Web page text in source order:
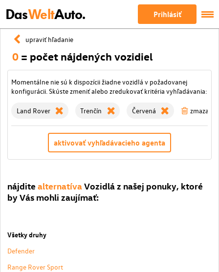
DasWeltAuto. Prihlásiť
upraviť hľadanie
0 = počet nájdených vozidiel
Momentálne nie sú k dispozícii žiadne vozidlá v požadovanej
konfigurácii. Skúste zmeniť alebo zredukovať kritéria vyhľadávania:
Land Rover Trenčín Červená zmazať
aktivovať vyhľadávacieho agenta
nájdite alternatívaVozidlá z našej ponuky, ktoré
by Vás mohli zaujímať:
Všetky druhy
Defender
Range Rover Sport